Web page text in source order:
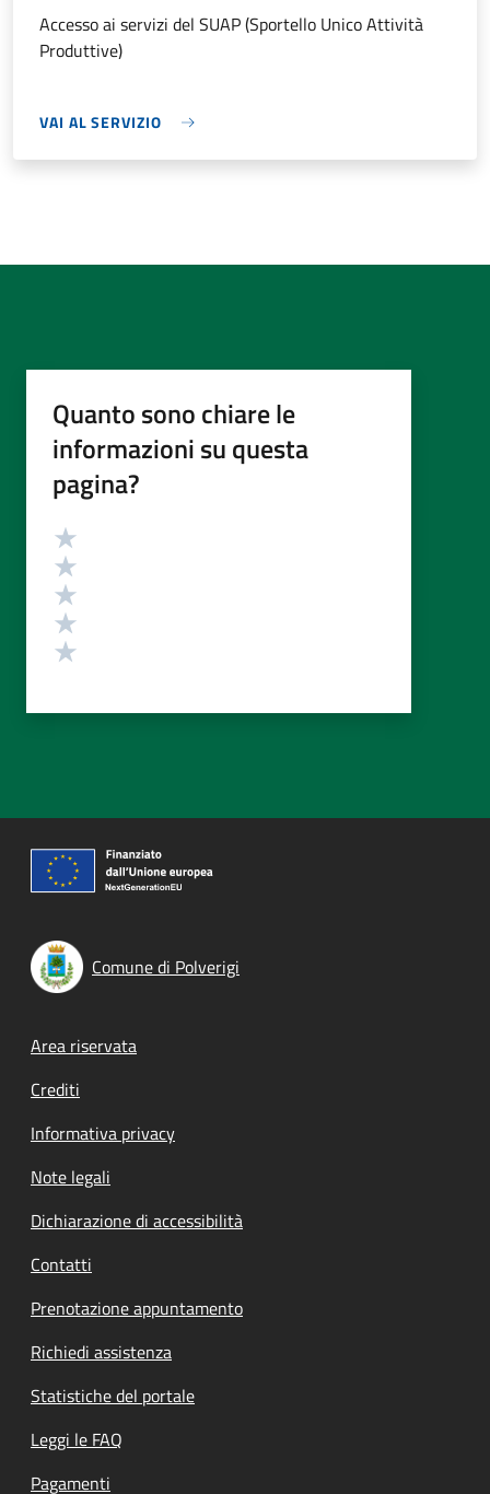
Accesso ai servizi del SUAP (Sportello Unico Attività
Produttive)
VAI AL SERVIZIO
Quanto sono chiare le
informazioni su questa
pagina?
Valutazione
Comune di Polverigi
Footer menu
Area riservata
Crediti
Informativa privacy
Note legali
Dichiarazione di accessibilità
Contatti
Prenotazione appuntamento
Richiedi assistenza
Statistiche del portale
Leggi le FAQ
Pagamenti